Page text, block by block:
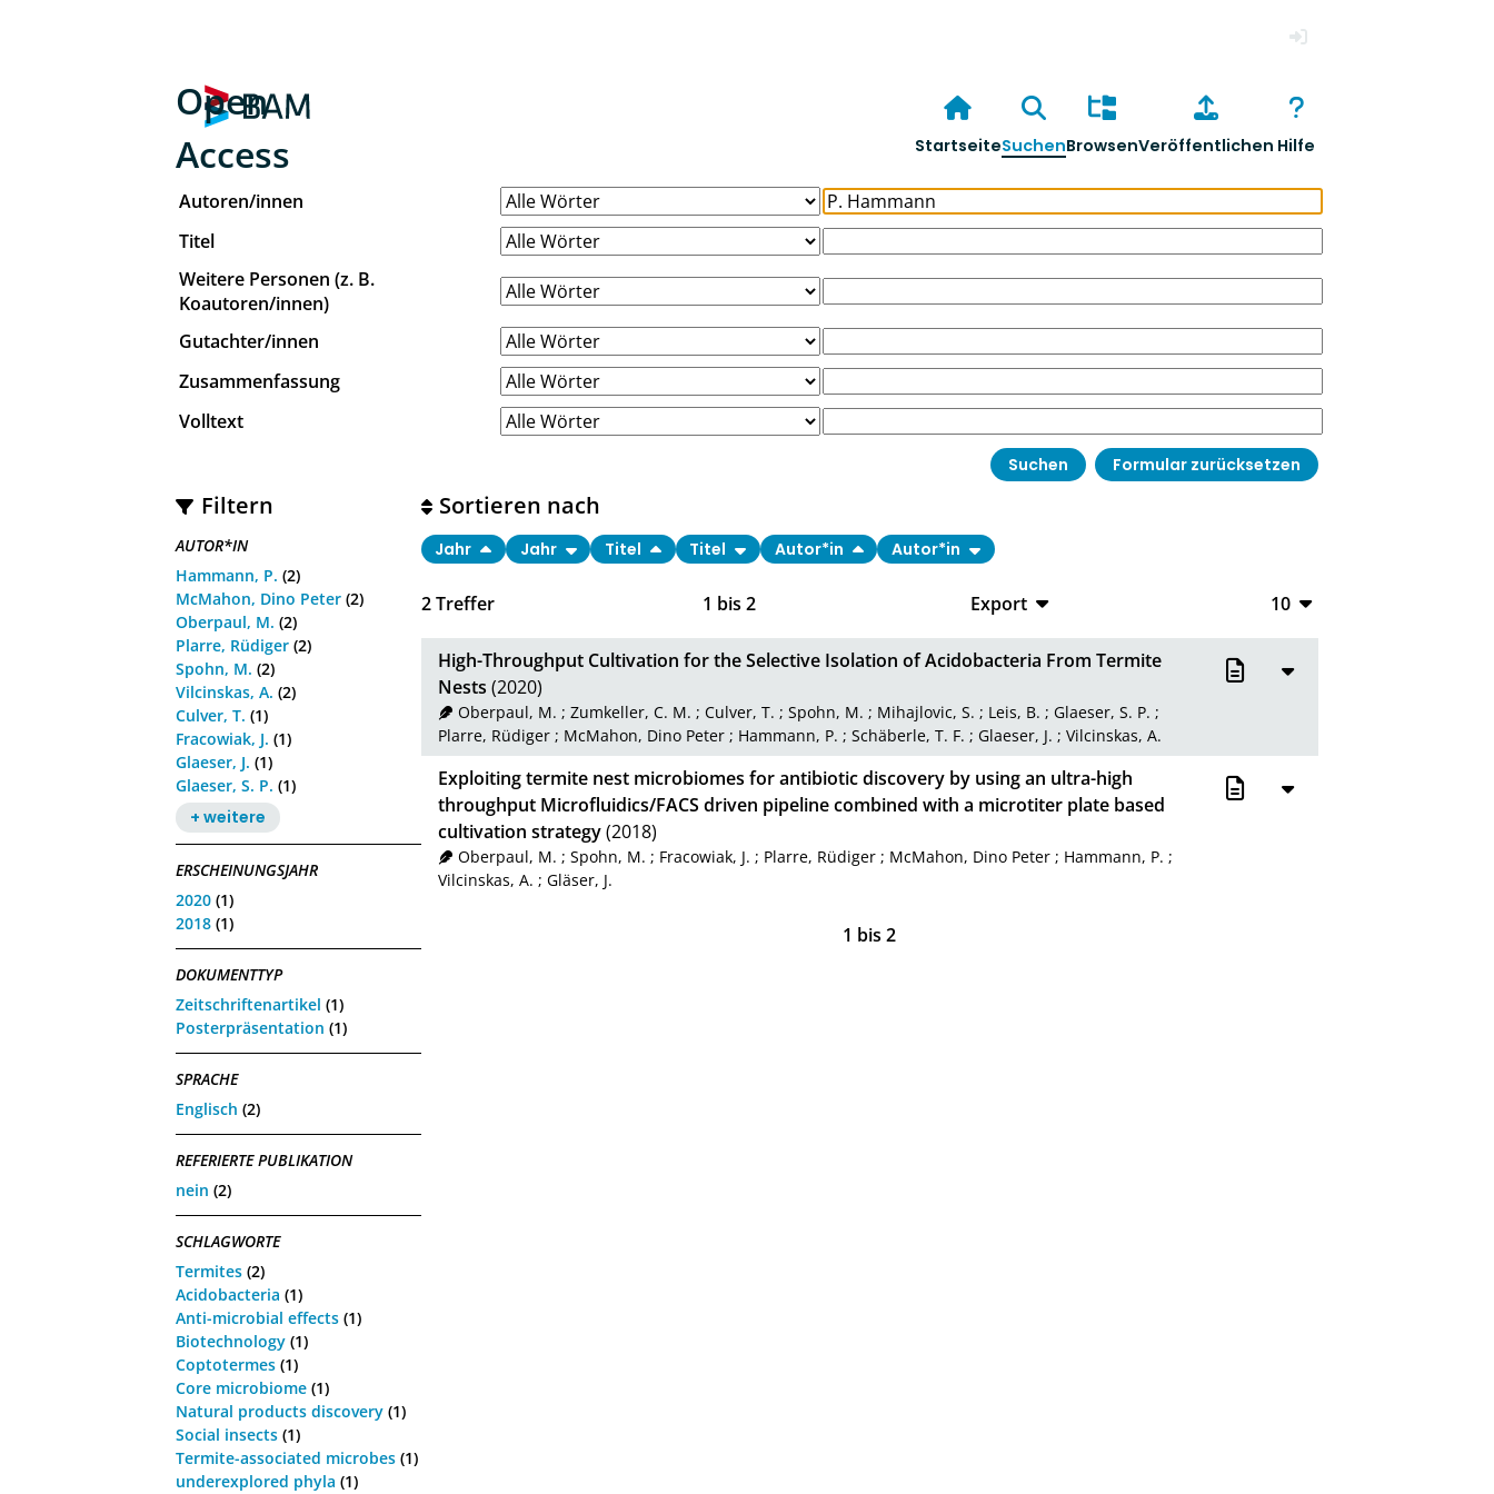
Open
Access
StartseiteSuchenBrowsenVeröffentlichen Hilfe
Autoren/innen
Titel
Weitere Personen (z. B.
Koautoren/innen)
Gutachter/innen
Zusammenfassung
Volltext
Filtern
AUTOR*IN
Hammann, P. (2)
McMahon, Dino Peter (2)
Oberpaul, M. (2)
Plarre, Rüdiger (2)
Spohn, M. (2)
Vilcinskas, A. (2)
Culver, T. (1)
Fracowiak, J. (1)
Glaeser, J. (1)
Glaeser, S. P. (1)
+ weitere
ERSCHEINUNGSJAHR
2020 (1)
2018 (1)
DOKUMENTTYP
Zeitschriftenartikel (1)
Posterpräsentation (1)
SPRACHE
Englisch (2)
REFERIERTE PUBLIKATION
nein (2)
SCHLAGWORTE
Termites (2)
Acidobacteria (1)
Anti-microbial effects (1)
Biotechnology (1)
Coptotermes (1)
Core microbiome (1)
Natural products discovery (1)
Social insects (1)
Termite-associated microbes (1)
underexplored phyla (1)
2Treffer 1 bis 2
Export
CSV
XML
10
10
20
Sortieren nach
Jahr Jahr Titel Titel Autor*in Autor*in
High-Throughput Cultivation for the Selective Isolation of Acidobacteria From Termite
Nests (2020)
Oberpaul, M. ;Zumkeller, C. M. ;Culver, T. ;Spohn, M. ; Mihajlovic, S. ; Leis, B. ; Glaeser, S. P. ;
Plarre, Rüdiger; McMahon, Dino Peter; Hammann, P. ; Schäberle, T. F. ; Glaeser, J. ; Vilcinskas, A.
Exploiting termite nest microbiomes for antibiotic discovery by using an ultra-high
throughput Microfluidics/FACS driven pipeline combined with a microtiter plate based
cultivation strategy(2018)
Oberpaul, M. ;Spohn, M. ; Fracowiak, J. ; Plarre, Rüdiger ; McMahon, Dino Peter ; Hammann, P. ;
Vilcinskas, A. ; Gläser, J.
1 bis2